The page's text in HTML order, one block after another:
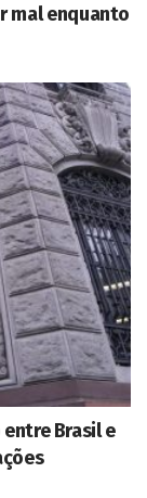
mal enquanto
Brasil e